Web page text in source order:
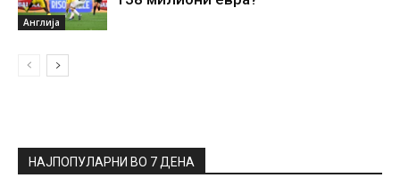
Англија
НАЈПОПУЛАРНИ ВО 7 ДЕНА